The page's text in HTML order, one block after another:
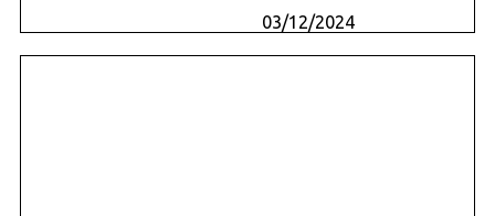
03/12/2024